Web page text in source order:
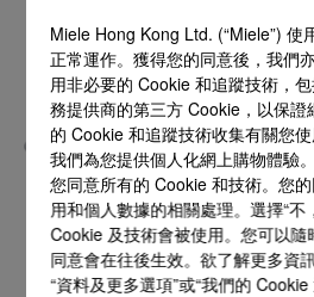
Miele Hong Kong Ltd. (“Miele”) 使
正常運作。獲得您的同意後，我們
用非必要的 Cookie 和追蹤技術，
務提供商的第三方 Cookie，以保
的 Cookie 和追蹤技術收集有關您
我們為您提供個人化網上購物體驗
您同意所有的 Cookie 和技術。您
用和個人數據的相關處理。選擇“不
Cookie 及技術會被使用。您可以
同意會在往後生效。欲了解更多資
“資料及更多選項”或“我們的 Cookie